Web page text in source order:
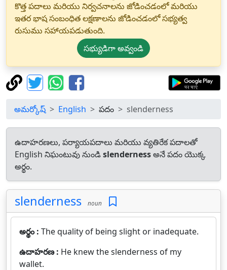
కొత్త పదాలు మరియు నిర్వచనాలను జోడించడంలో మరియు
ఇతర భాష సంబంధిత లక్షణాలను జోడించడంలో సభ్యత్వ
రుసుము సహాయపడుతుంది.
సభ్యుడిగా అవ్వండి
అమర్కోష్ English పదం slenderness
ఉదాహరణలు, పర్యాయపదాలు మరియు వ్యతిరేక పదాలతో
English నిఘంటువు నుండిslendernessఅనే పదం యొక్క
అర్థం.
slenderness noun
అర్థం : The quality of being slight or inadequate.
ఉదాహరణ : He knew the slenderness of my
wallet.